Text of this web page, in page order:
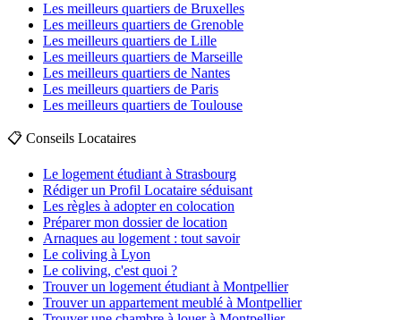
Les meilleurs quartiers de Bruxelles
Les meilleurs quartiers de Grenoble
Les meilleurs quartiers de Lille
Les meilleurs quartiers de Marseille
Les meilleurs quartiers de Nantes
Les meilleurs quartiers de Paris
Les meilleurs quartiers de Toulouse
📋 Conseils Locataires
Le logement étudiant à Strasbourg
Rédiger un Profil Locataire séduisant
Les règles à adopter en colocation
Préparer mon dossier de location
Arnaques au logement : tout savoir
Le coliving à Lyon
Le coliving, c'est quoi ?
Trouver un logement étudiant à Montpellier
Trouver un appartement meublé à Montpellier